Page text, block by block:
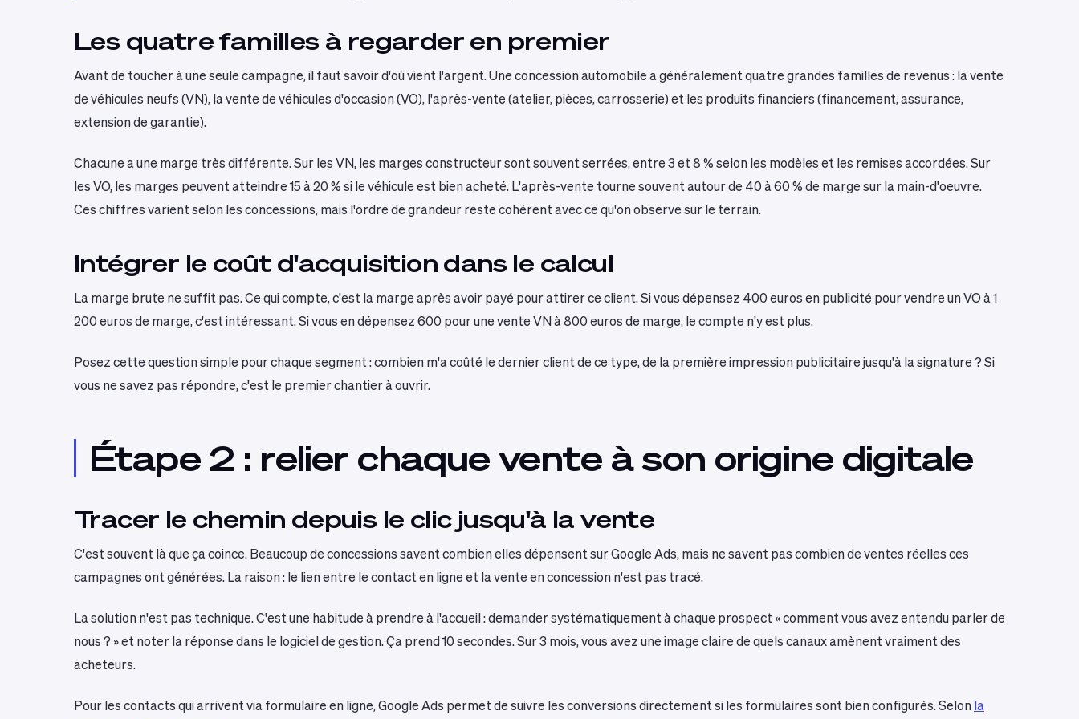
Les quatre familles à regarder en premier
Avant de toucher à une seule campagne, il faut savoir d'où vient l'argent. Une concession automobile a généralement quatre grandes familles de revenus : la vente
de véhicules neufs (VN), la vente de véhicules d'occasion (VO), l'après-vente (atelier, pièces, carrosserie) et les produits financiers (financement, assurance,
extension de garantie).
Chacune a une marge très différente. Sur les VN, les marges constructeur sont souvent serrées, entre 3 et 8 % selon les modèles et les remises accordées. Sur
les VO, les marges peuvent atteindre 15 à 20 % si le véhicule est bien acheté. L'après-vente tourne souvent autour de 40 à 60 % de marge sur la main-d'oeuvre.
Ces chiffres varient selon les concessions, mais l'ordre de grandeur reste cohérent avec ce qu'on observe sur le terrain.
Intégrer le coût d'acquisition dans le calcul
La marge brute ne suffit pas. Ce qui compte, c'est la marge après avoir payé pour attirer ce client. Si vous dépensez 400 euros en publicité pour vendre un VO à 1
200 euros de marge, c'est intéressant. Si vous en dépensez 600 pour une vente VN à 800 euros de marge, le compte n'y est plus.
Posez cette question simple pour chaque segment : combien m'a coûté le dernier client de ce type, de la première impression publicitaire jusqu'à la signature ? Si
vous ne savez pas répondre, c'est le premier chantier à ouvrir.
Étape 2 : relier chaque vente à son origine digitale
Tracer le chemin depuis le clic jusqu'à la vente
C'est souvent là que ça coince. Beaucoup de concessions savent combien elles dépensent sur Google Ads, mais ne savent pas combien de ventes réelles ces
campagnes ont générées. La raison : le lien entre le contact en ligne et la vente en concession n'est pas tracé.
La solution n'est pas technique. C'est une habitude à prendre à l'accueil : demander systématiquement à chaque prospect « comment vous avez entendu parler de
nous ? » et noter la réponse dans le logiciel de gestion. Ça prend 10 secondes. Sur 3 mois, vous avez une image claire de quels canaux amènent vraiment des
acheteurs.
Pour les contacts qui arrivent via formulaire en ligne, Google Ads permet de suivre les conversions directement si les formulaires sont bien configurés. Selon la